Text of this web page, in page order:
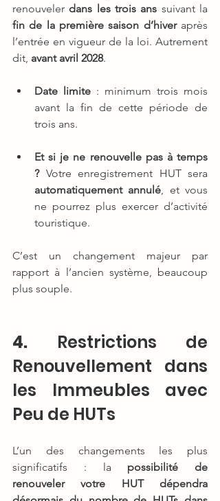
renouveler dans les trois ans
fin de la première saison d’hiver après
l’entrée en vigueur de la loi. Autrement
dit, avant avril 2028.
Date limite : minimum trois mois
avant la fin de cette période de
trois ans.
Et si je ne renouvelle pas à temps
?
automatiquement annulé, et vous
ne pourrez plus exercer d’activité
touristique.
C’est un changement majeur par
rapport à l’ancien système, beaucoup
plus souple.
4. Restrictions de
Renouvellement dans
les Immeubles avec
Peu de HUTs
L’un des changements les plus
significatifs : la possibilité de
renouveler votre HUT dépendra